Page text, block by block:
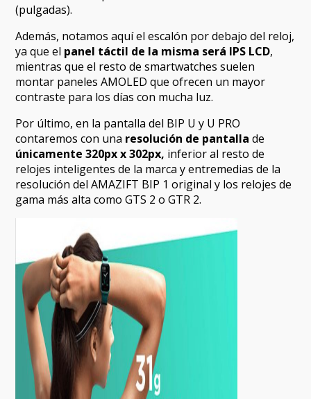
(pulgadas).
Además, notamos aquí el escalón por debajo del reloj,
ya que el panel táctil de la misma será IPS LCD,
mientras que el resto de smartwatches suelen
montar paneles AMOLED que ofrecen un mayor
contraste para los días con mucha luz.
Por último, en la pantalla del BIP U y U PRO
contaremos con una resolución de pantalla de
únicamente 320px x 302px, inferior al resto de
relojes inteligentes de la marca y entremedias de la
resolución del AMAZIFT BIP 1 original y los relojes de
gama más alta como GTS 2 o GTR 2.